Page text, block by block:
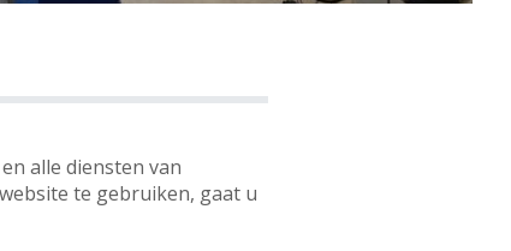
alle diensten van
te gebruiken, gaat u